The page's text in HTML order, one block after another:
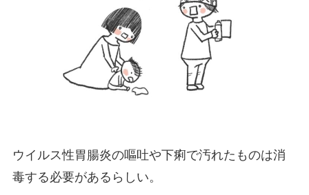
ウイルス性胃腸炎の嘔吐や下痢で汚れたものは消
毒する必要があるらしい。